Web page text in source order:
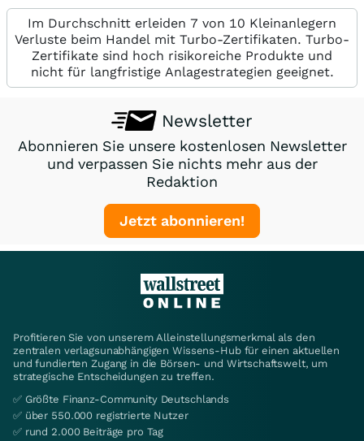
Im Durchschnitt erleiden 7 von 10 Kleinanlegern
Verluste beim Handel mit Turbo-Zertifikaten. Turbo-
Zertifikate sind hoch risikoreiche Produkte und
nicht für langfristige Anlagestrategien geeignet.
Newsletter
Abonnieren Sie unsere kostenlosen Newsletter
und verpassen Sie nichts mehr aus der
Redaktion
Jetzt abonnieren!
Profitieren Sie von unserem Alleinstellungsmerkmal als den
zentralen verlagsunabhängigen Wissens-Hub für einen aktuellen
und fundierten Zugang in die Börsen- und Wirtschaftswelt, um
strategische Entscheidungen zu treffen.
✅ Größte Finanz-Community Deutschlands
✅ über 550.000 registrierte Nutzer
✅ rund 2.000 Beiträge pro Tag